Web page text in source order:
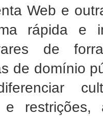
Web e
rápida e
de
de domínio
e